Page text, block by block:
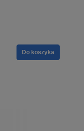
Do koszyka